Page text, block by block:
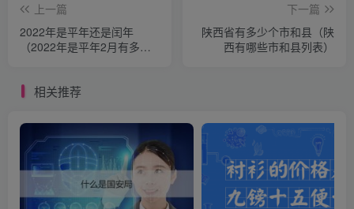
上一篇
2022年是平年还是闰年
（2022年是平年2月有多少
下一篇
陕西省有多少个市和县（陕
西有哪些市和县列表）
相关推荐